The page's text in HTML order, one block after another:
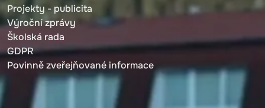
Projekty - publicita
Výroční zprávy
Školská rada
GDPR
Povinně zveřejňované informace